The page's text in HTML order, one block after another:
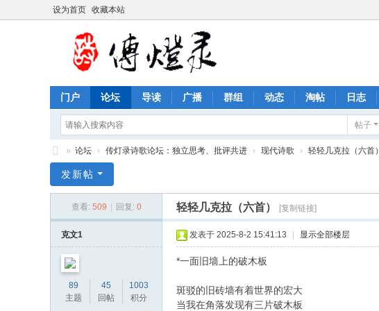
设为首页 收藏本站
门户 论坛 导读 广播 群组 动态 淘帖 日志
帖子
灯
» 论坛 › 传灯录诗歌论坛：独立思考、批评共进 › 现代诗歌 › 轻轻几克拉（六首）
发新帖
查看: 509 回复: 0 轻轻几克拉（六首） [复制链接]
克文1
89
主题
45
回帖
1003
积分
发表于 2025-8-2 15:41:13 显示全部楼层
*一面旧墙上的破木板
斑驳的旧砖墙有着世界的宏大
当我在角落发现有三片破木板